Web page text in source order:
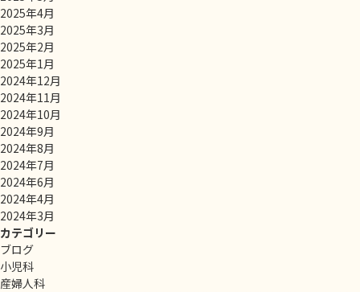
2025年4月
2025年3月
2025年2月
2025年1月
2024年12月
2024年11月
2024年10月
2024年9月
2024年8月
2024年7月
2024年6月
2024年4月
2024年3月
カテゴリー
ブログ
小児科
産婦人科